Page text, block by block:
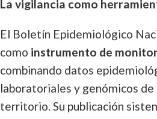
La vigilancia como
El Boletín Epidemiológico
como instrumento de
combinando datos
laboratoriales y genómicos
territorio. Su publicación